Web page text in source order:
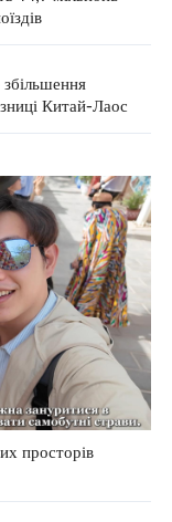
збільшення
Китай-Лаос
просторів